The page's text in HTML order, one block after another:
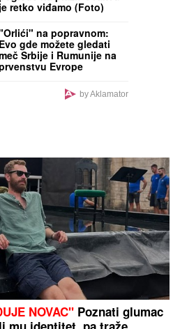
čeka OVA DVA DANA
POTEZ
Klub promenio
zvaće se po